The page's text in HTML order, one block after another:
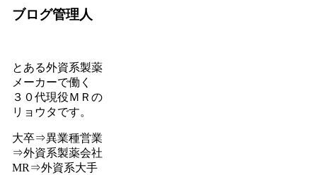
ブログ管理人
とある外資系製薬
メーカーで働く
３０代現役ＭＲの
リョウタです。
大卒⇒異業種営業
⇒外資系製薬会社
MR⇒外資系大手